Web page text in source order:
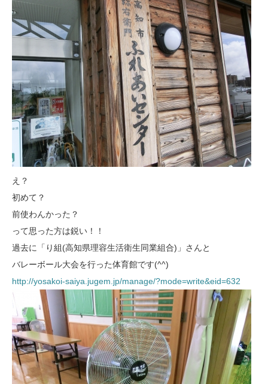
え？
初めて？
前使わんかった？
って思った方は鋭い！！
過去に「り組(高知県理容生活衛生同業組合)」さんと
バレーボール大会を行った体育館です(^^)
http://yosakoi-saiya.jugem.jp/manage/?mode=write&eid=632